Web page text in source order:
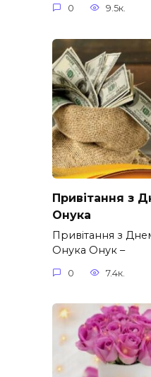
0 9.5к.
Привітання з
Онука
Привітання з
Онука Онук –
0 7.4к.